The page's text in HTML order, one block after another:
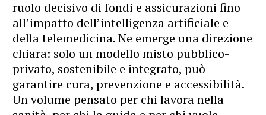
ruolo decisivo di fondi e assicurazioni fino
all’impatto dell’intelligenza artificiale e
della telemedicina. Ne emerge una direzione
chiara: solo un modello misto pubblico-
privato, sostenibile e integrato, può
garantire cura, prevenzione e accessibilità.
Un volume pensato per chi lavora nella